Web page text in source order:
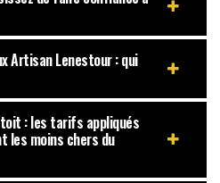
Artisan Lenestour : qui
: les tarifs appliqués
les moins chers du